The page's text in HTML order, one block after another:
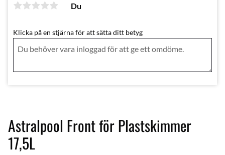
Astralpool Front för Plastskimmer
17,5L
Du
Klicka på en stjärna för att sätta ditt betyg